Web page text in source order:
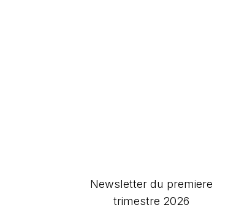
Newsletter du premiere
trimestre 2026